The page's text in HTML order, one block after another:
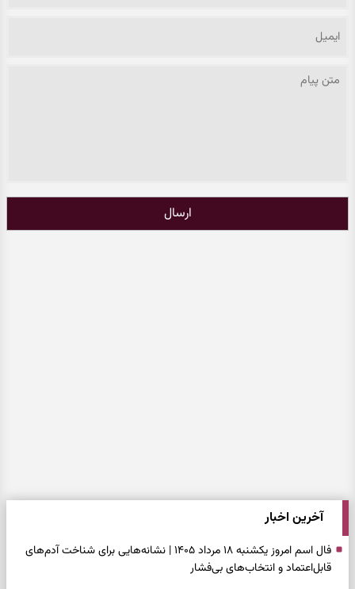
ارسال
آخرین اخبار
فال اسم امروز یکشنبه ۱۸ مرداد ۱۴۰۵ | نشانه‌هایی برای شناخت آدم‌های
قابل‌اعتماد و انتخاب‌های بی‌فشار